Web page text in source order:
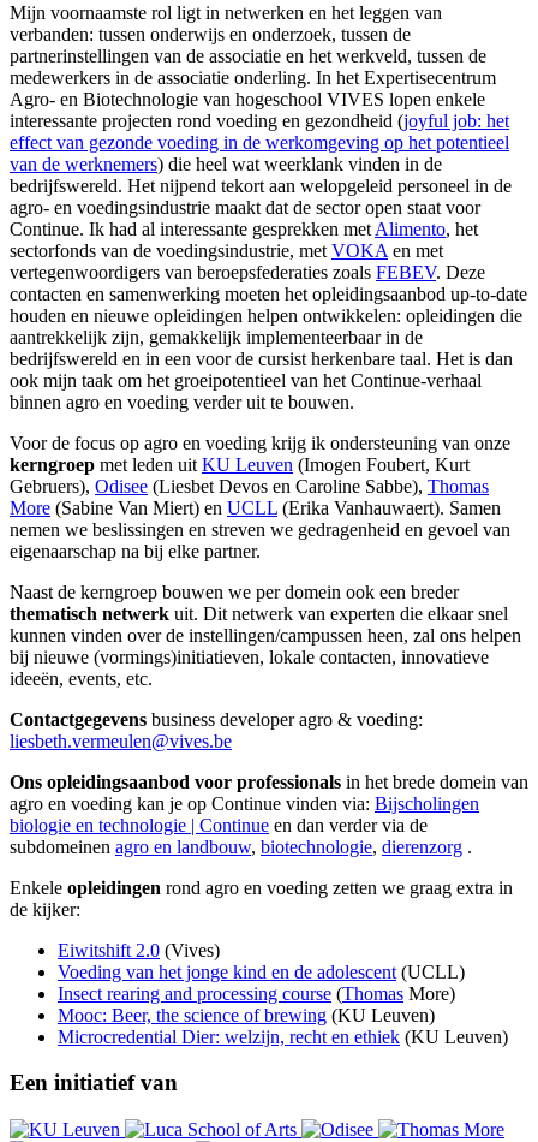
Mijn voornaamste rol ligt in netwerken en het leggen van
verbanden: tussen onderwijs en onderzoek, tussen de
partnerinstellingen van de associatie en het werkveld, tussen de
medewerkers in de associatie onderling. In het Expertisecentrum
Agro- en Biotechnologie van hogeschool VIVES lopen enkele
interessante projecten rond voeding en gezondheid (joyful job: het
effect van gezonde voeding in de werkomgeving op het potentieel
van de werknemers) die heel wat weerklank vinden in de
bedrijfswereld. Het nijpend tekort aan welopgeleid personeel in de
agro- en voedingsindustrie maakt dat de sector open staat voor
Continue. Ik had al interessante gesprekken met Alimento, het
sectorfonds van de voedingsindustrie, met VOKA en met
vertegenwoordigers van beroepsfederaties zoals FEBEV. Deze
contacten en samenwerking moeten het opleidingsaanbod up-to-date
houden en nieuwe opleidingen helpen ontwikkelen: opleidingen die
aantrekkelijk zijn, gemakkelijk implementeerbaar in de
bedrijfswereld en in een voor de cursist herkenbare taal. Het is dan
ook mijn taak om het groeipotentieel van het Continue-verhaal
binnen agro en voeding verder uit te bouwen.
Voor de focus op agro en voeding krijg ik ondersteuning van onze
kerngroep met leden uit KU Leuven (Imogen Foubert, Kurt
Gebruers), Odisee (Liesbet Devos en Caroline Sabbe), Thomas
More (Sabine Van Miert) en UCLL (Erika Vanhauwaert). Samen
nemen we beslissingen en streven we gedragenheid en gevoel van
eigenaarschap na bij elke partner.
Naast de kerngroep bouwen we per domein ook een breder
thematisch netwerk uit. Dit netwerk van experten die elkaar snel
kunnen vinden over de instellingen/campussen heen, zal ons helpen
bij nieuwe (vormings)initiatieven, lokale contacten, innovatieve
ideeën, events, etc.
Contactgegevens business developer agro & voeding:
liesbeth.vermeulen@vives.be
Ons opleidingsaanbod voor professionals in het brede domein van
agro en voeding kan je op Continue vinden via: Bijscholingen
biologie en technologie | Continue en dan verder via de
subdomeinen agro en landbouw, biotechnologie, dierenzorg .
Enkele opleidingen rond agro en voeding zetten we graag extra in
de kijker:
Eiwitshift 2.0 (Vives)
Voeding van het jonge kind en de adolescent (UCLL)
Insect rearing and processing course (Thomas More)
Mooc: Beer, the science of brewing (KU Leuven)
Microcredential Dier: welzijn, recht en ethiek (KU Leuven)
Een initiatief van